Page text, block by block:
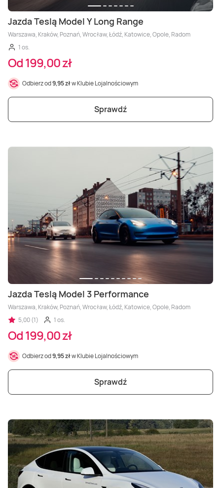
Jazda Teslą Model Y Long Range
Warszawa, Kraków, Poznań, Wrocław, Łódź, Katowice, Opole, Radom
1 os.
Od 199,00 zł
Odbierz od9,95 złw Klubie Lojalnościowym
Sprawdź
Jazda Teslą Model 3 Performance
Warszawa, Kraków, Poznań, Wrocław, Łódź, Katowice, Opole, Radom
5,00 (1)
1 os.
Od 199,00 zł
Odbierz od9,95 złw Klubie Lojalnościowym
Sprawdź